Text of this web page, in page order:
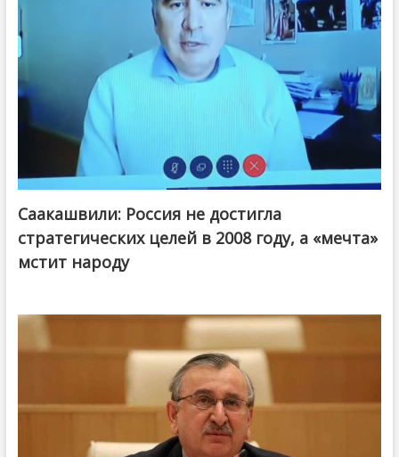
Саакашвили: Россия не достигла
стратегических целей в 2008 году, а «мечта»
мстит народу